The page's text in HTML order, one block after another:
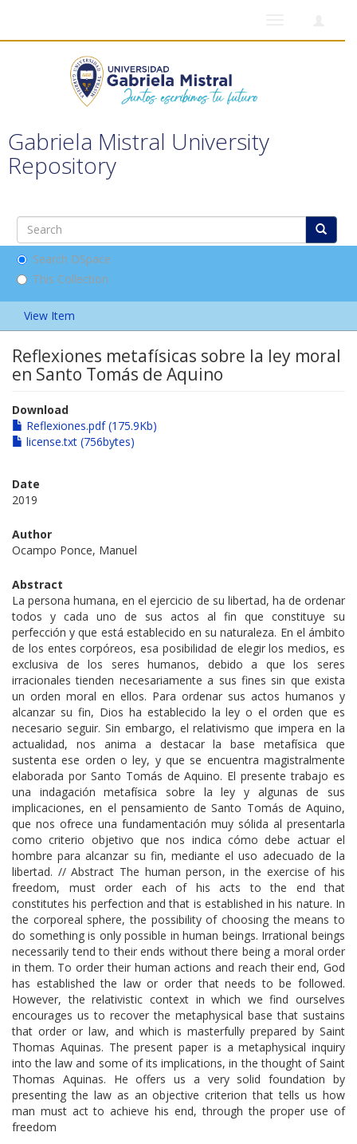
Gabriela Mistral University
Repository
Search DSpace
This Collection
View Item
Reflexiones metafísicas sobre la ley moral
en Santo Tomás de Aquino
Download
Reflexiones.pdf (175.9Kb)
license.txt (756bytes)
Date
2019
Author
Ocampo Ponce, Manuel
Abstract
La persona humana, en el ejercicio de su libertad, ha de ordenar
todos y cada uno de sus actos al fin que constituye su
perfección y que está establecido en su naturaleza. En el ámbito
de los entes corpóreos, esa posibilidad de elegir los medios, es
exclusiva de los seres humanos, debido a que los seres
irracionales tienden necesariamente a sus fines sin que exista
un orden moral en ellos. Para ordenar sus actos humanos y
alcanzar su fin, Dios ha establecido la ley o el orden que es
necesario seguir. Sin embargo, el relativismo que impera en la
actualidad, nos anima a destacar la base metafísica que
sustenta ese orden o ley, y que se encuentra magistralmente
elaborada por Santo Tomás de Aquino. El presente trabajo es
una indagación metafísica sobre la ley y algunas de sus
implicaciones, en el pensamiento de Santo Tomás de Aquino,
que nos ofrece una fundamentación muy sólida al presentarla
como criterio objetivo que nos indica cómo debe actuar el
hombre para alcanzar su fin, mediante el uso adecuado de la
libertad. // Abstract The human person, in the exercise of his
freedom, must order each of his acts to the end that
constitutes his perfection and that is established in his nature. In
the corporeal sphere, the possibility of choosing the means to
do something is only possible in human beings. Irrational beings
necessarily tend to their ends without there being a moral order
in them. To order their human actions and reach their end, God
has established the law or order that needs to be followed.
However, the relativistic context in which we find ourselves
encourages us to recover the metaphysical base that sustains
that order or law, and which is masterfully prepared by Saint
Thomas Aquinas. The present paper is a metaphysical inquiry
into the law and some of its implications, in the thought of Saint
Thomas Aquinas. He offers us a very solid foundation by
presenting the law as an objective criterion that tells us how
man must act to achieve his end, through the proper use of
freedom